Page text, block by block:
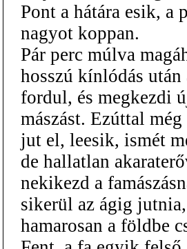
Pont a hátára esik, a
nagyot koppan.
Pár perc múlva
hosszú kínlódás után
fordul, és megkezdi
mászást. Ezúttal még
jut el, leesik, ismét
de hallatlan
nekikezd a
sikerül az ágig
hamarosan a földbe